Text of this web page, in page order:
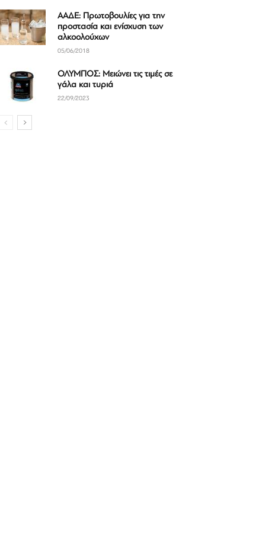
ΑΑΔΕ: Πρωτοβουλίες για την
προστασία και ενίσχυση των
αλκοολούχων
05/06/2018
ΟΛΥΜΠΟΣ: Μειώνει τις τιμές σε
γάλα και τυριά
22/09/2023